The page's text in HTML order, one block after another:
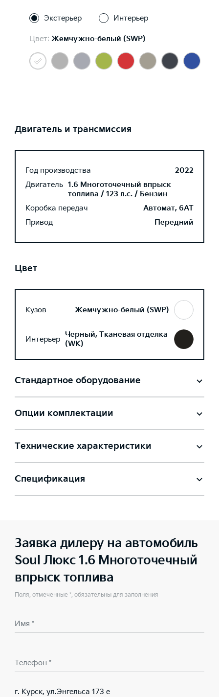
Экстерьер Интерьер
Цвет: Жемчужно-белый (SWP)
Двигатель и трансмиссия
Год производства
2022
Двигатель 1.6 Многоточечный впрыск
топлива / 123 л.с. / Бензин
Коробка передач
Автомат, 6AT
Привод
Передний
Цвет
Кузов Жемчужно-белый (SWP)
Интерьер Черный, Тканевая отделка
(WK)
Стандартное оборудование
Опции комплектации
Технические характеристики
Спецификация
Заявка дилеру на автомобиль
Soul Люкс 1.6 Многоточечный
впрыск топлива
Поля, отмеченные *, обязательны для заполнения
Имя *
Телефон *
г. Курск, ул.Энгельса 173 е